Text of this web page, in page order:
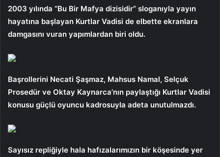
2003 yılında “Bu Bir Mafya dizisidir” sloganıyla yayın
hayatına başlayan Kurtlar Vadisi de elbette ekranlara
damgasını vuran yapımlardan biri oldu.
Başrollerini Necati Şaşmaz, Mahsus Namal, Selçuk
Prosedür ve Oktay Kaynarca’nın paylaştığı Kurtlar Vadisi
konusu güçlü oyuncu kadrosuyla adeta unutulmazdı.
Sayısız repliğiyle hala hafızalarımızın bir köşesinde yer